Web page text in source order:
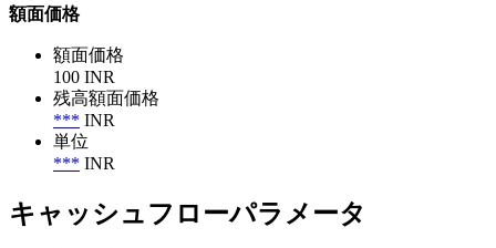
額面価格
額面価格
100 INR
残高額面価格
*** INR
単位
*** INR
キャッシュフローパラメータ